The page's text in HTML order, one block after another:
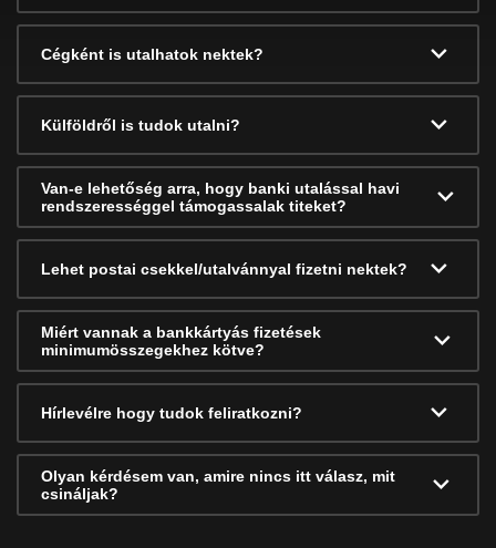
Cégként is utalhatok nektek?
Külföldről is tudok utalni?
Van-e lehetőség arra, hogy banki utalással havi
rendszerességgel támogassalak titeket?
Lehet postai csekkel/utalvánnyal fizetni nektek?
Miért vannak a bankkártyás fizetések
minimumösszegekhez kötve?
Hírlevélre hogy tudok feliratkozni?
Olyan kérdésem van, amire nincs itt válasz, mit
csináljak?